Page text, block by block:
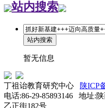
站内搜索
暂无信息
丁祖诒教育研究中心
陕ICP
电话:86-29-85893146 地址:
乙正街182号